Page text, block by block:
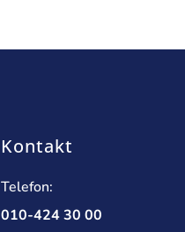
Kontakt
Telefon:
010-424 30 00